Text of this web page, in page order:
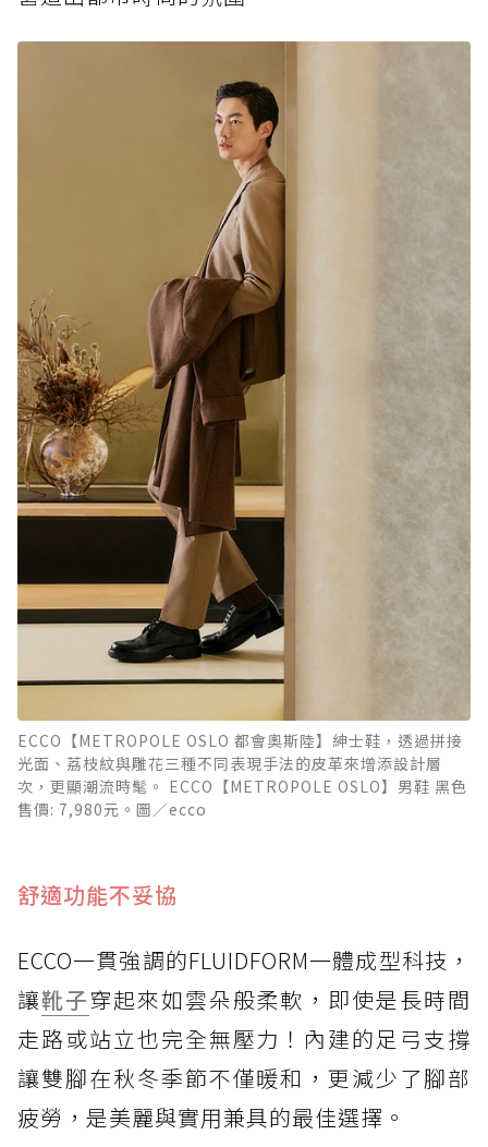
ECCO【METROPOLE OSLO 都會奧斯陸】紳士鞋，透過拼接
光面、荔枝紋與雕花三種不同表現手法的皮革來增添設計層
次，更顯潮流時髦。 ECCO【METROPOLE OSLO】男鞋 黑色
售價: 7,980元。圖／ecco
舒適功能不妥協
ECCO一貫強調的FLUIDFORM一體成型科技，
讓靴子穿起來如雲朵般柔軟，即使是長時間
走路或站立也完全無壓力！內建的足弓支撐
讓雙腳在秋冬季節不僅暖和，更減少了腳部
疲勞，是美麗與實用兼具的最佳選擇。